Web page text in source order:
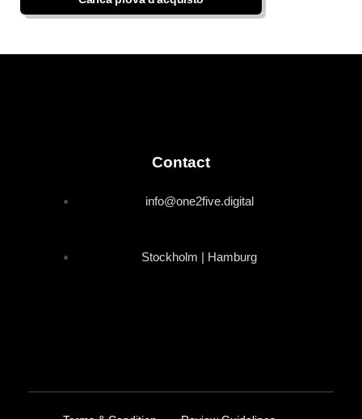
Contact
info@one2five.digital
Stockholm | Hamburg